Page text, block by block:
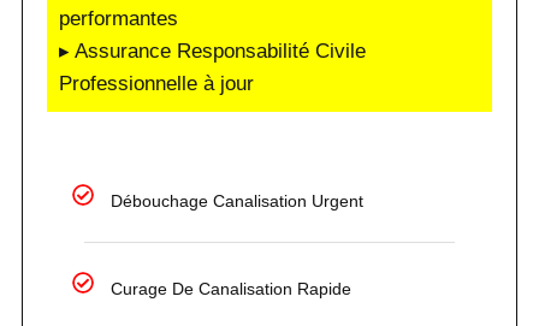
performantes
▸ Assurance Responsabilité Civile
Professionnelle à jour
Débouchage Canalisation Urgent
Curage De Canalisation Rapide